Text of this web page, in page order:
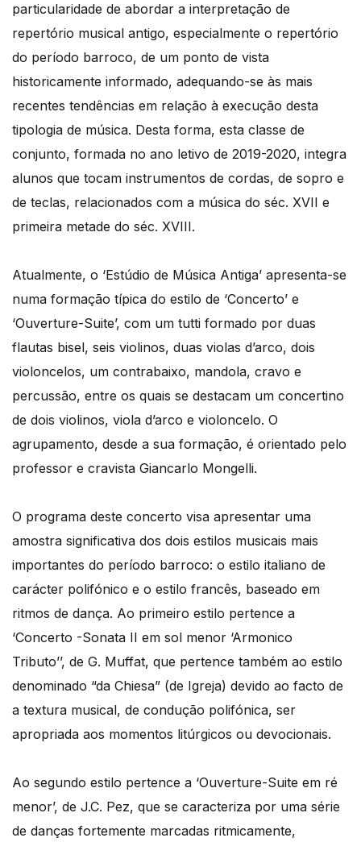
particularidade de abordar a interpretação de
repertório musical antigo, especialmente o repertório
do período barroco, de um ponto de vista
historicamente informado, adequando-se às mais
recentes tendências em relação à execução desta
tipologia de música. Desta forma, esta classe de
conjunto, formada no ano letivo de 2019-2020, integra
alunos que tocam instrumentos de cordas, de sopro e
de teclas, relacionados com a música do séc. XVII e
primeira metade do séc. XVIII.
Atualmente, o ‘Estúdio de Música Antiga’ apresenta-se
numa formação típica do estilo de ‘Concerto’ e
‘Ouverture-Suite’, com um tutti formado por duas
flautas bisel, seis violinos, duas violas d’arco, dois
violoncelos, um contrabaixo, mandola, cravo e
percussão, entre os quais se destacam um concertino
de dois violinos, viola d’arco e violoncelo. O
agrupamento, desde a sua formação, é orientado pelo
professor e cravista Giancarlo Mongelli.
O programa deste concerto visa apresentar uma
amostra significativa dos dois estilos musicais mais
importantes do período barroco: o estilo italiano de
carácter polifónico e o estilo francês, baseado em
ritmos de dança. Ao primeiro estilo pertence a
‘Concerto -Sonata II em sol menor ‘Armonico
Tributo’’, de G. Muffat, que pertence também ao estilo
denominado “da Chiesa” (de Igreja) devido ao facto de
a textura musical, de condução polifónica, ser
apropriada aos momentos litúrgicos ou devocionais.
Ao segundo estilo pertence a ‘Ouverture-Suite em ré
menor’, de J.C. Pez, que se caracteriza por uma série
de danças fortemente marcadas ritmicamente,